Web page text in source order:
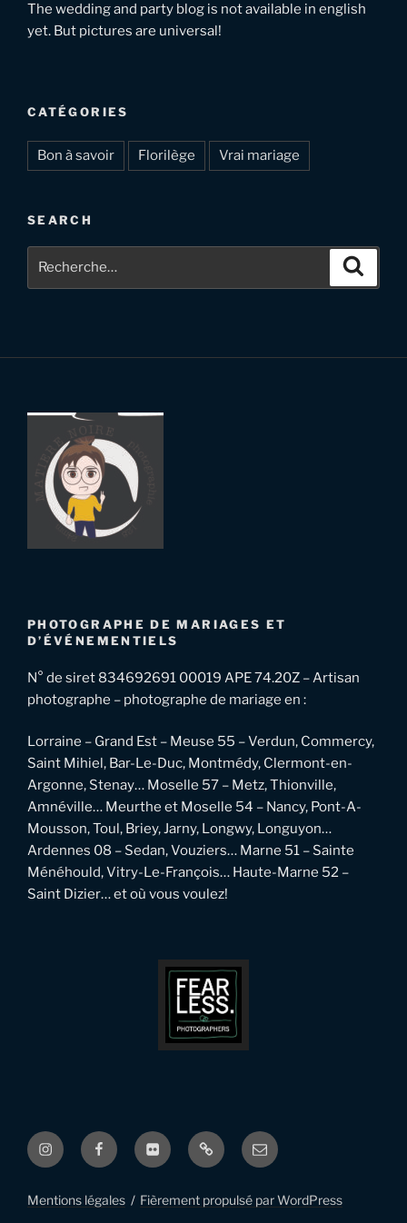
The wedding and party blog is not available in english
yet. But pictures are universal!
CATÉGORIES
Bon à savoir Florilège Vrai mariage
SEARCH
PHOTOGRAPHE DE MARIAGES ET
D’ÉVÉNEMENTIELS
N° de siret 834692691 00019 APE 74.20Z – Artisan
photographe – photographe de mariage en :
Lorraine – Grand Est – Meuse 55 – Verdun, Commercy,
Saint Mihiel, Bar-Le-Duc, Montmédy, Clermont-en-
Argonne, Stenay… Moselle 57 – Metz, Thionville,
Amnéville… Meurthe et Moselle 54 – Nancy, Pont-A-
Mousson, Toul, Briey, Jarny, Longwy, Longuyon…
Ardennes 08 – Sedan, Vouziers… Marne 51 – Sainte
Ménéhould, Vitry-Le-François… Haute-Marne 52 –
Saint Dizier… et où vous voulez!
InstagramFacebookFlickr PinterestEmail
Mentions légales Fièrement propulsé par WordPress